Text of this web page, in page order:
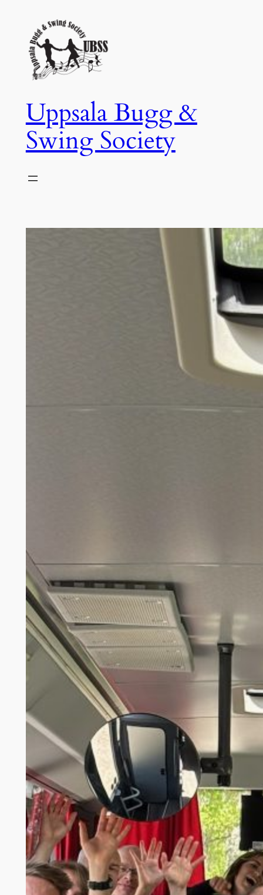
innehåll
Uppsala Bugg &
Swing Society